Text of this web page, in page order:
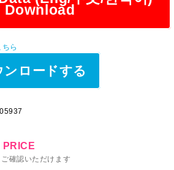
Download
ら
ロードする
PRICE
確認いただけます